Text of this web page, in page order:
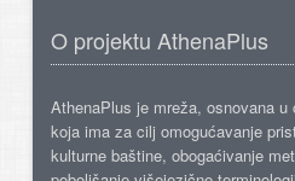
O projektu AthenaPlus
AthenaPlus je mreža, osnovana u
koja ima za cilj omogućavanje
kulturne baštine, obogaćivanje